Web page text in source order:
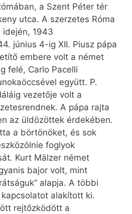
a Szent Péter tér
utca. A szerzetes Róma
idején, 1943
június 4-ig XII. Piusz pápa
embere volt a német
felé, Carlo Pacelli
együtt. P.
vezetője volt a
A pápa rajta
az üldözöttek érdekében.
a börtönöket, és sok
foglyok
Kurt Mälzer német
bajor volt, mint
alapja. A többi
alakított ki.
rejtőzködött a